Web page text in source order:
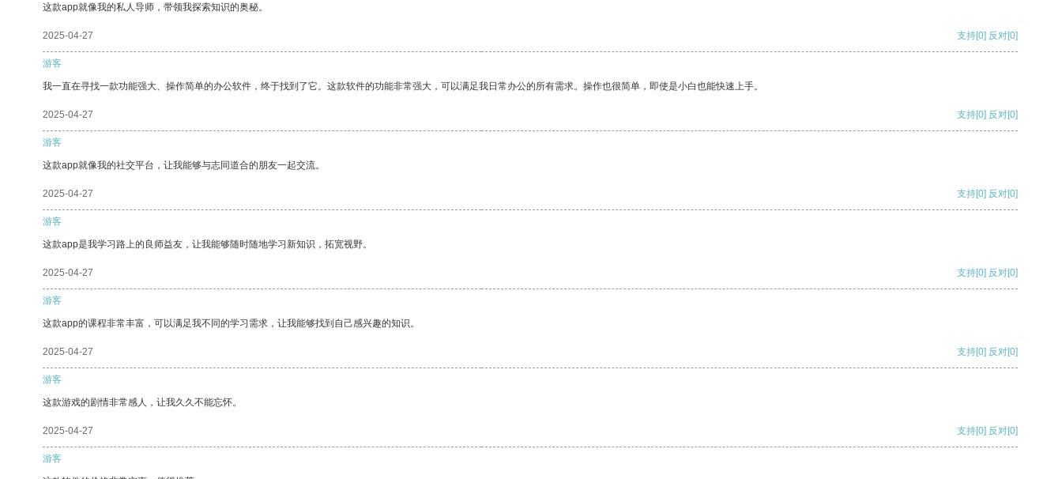
这款app就像我的私人导师，带领我探索知识的奥秘。
2025-04-27 支持[0] 反对[0]
游客
我一直在寻找一款功能强大、操作简单的办公软件，终于找到了它。这款软件的功能非常强大，可以满足我日常办公的所有需求。操作也很简单，即使是小白也能快速上手。
2025-04-27 支持[0] 反对[0]
游客
这款app就像我的社交平台，让我能够与志同道合的朋友一起交流。
2025-04-27 支持[0] 反对[0]
游客
这款app是我学习路上的良师益友，让我能够随时随地学习新知识，拓宽视野。
2025-04-27 支持[0] 反对[0]
游客
这款app的课程非常丰富，可以满足我不同的学习需求，让我能够找到自己感兴趣的知识。
2025-04-27 支持[0] 反对[0]
游客
这款游戏的剧情非常感人，让我久久不能忘怀。
2025-04-27 支持[0] 反对[0]
游客